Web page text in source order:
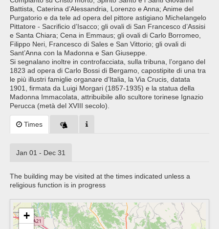
Battista, Caterina d’Alessandria, Lorenzo e Anna; Anime del
Purgatorio e da tele ad opera del pittore astigiano Michelangelo
Pittatore - Sacrificio d’Isacco; gli ovali di San Francesco d’Assisi
e Santa Chiara; Cena in Emmaus; gli ovali di Carlo Borromeo,
Filippo Neri, Francesco di Sales e San Vittorio; gli ovali di
Sant’Anna con la Madonna e San Giuseppe.
Si segnalano inoltre in controfacciata, sulla tribuna, l’organo del
1823 ad opera di Carlo Bossi di Bergamo, capostipite di una tra
le più illustri famiglie organare d’Italia, la Via Crucis, datata
1901, firmata da Luigi Morgari (1857-1935) e la statua della
Madonna Immacolata, attribuibile allo scultore torinese Ignazio
Perucca (metà del XVIII secolo).
Times
Jan 01 - Dec 31
The building may be visited at the times indicated unless a
religious function is in progress
+